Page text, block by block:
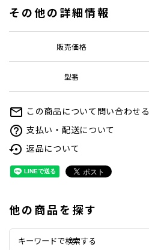
その他の詳細情報
販売価格
型番
mail_outline この商品について問い合わせる
help_outline 支払い・配送について
settings_backup_restore 返品について
他の商品を探す